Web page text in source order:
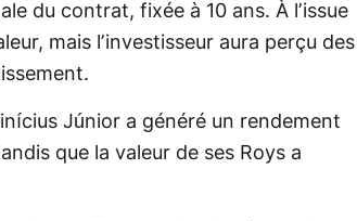
du contrat, fixée à 10 ans. À l’issue
mais l’investisseur aura perçu des
Júnior a généré un rendement
que la valeur de ses Roys a